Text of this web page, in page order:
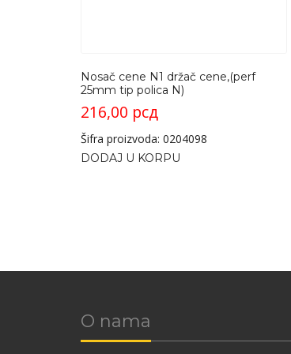
Nosač cene N1 držač cene,(perf
25mm tip polica N)
216,00 рсд
Šifra proizvoda: 0204098
DODAJ U KORPU
O nama